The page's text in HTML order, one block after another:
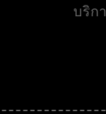
บริก